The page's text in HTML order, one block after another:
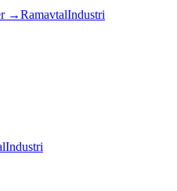
→RamavtalIndustri
Industri